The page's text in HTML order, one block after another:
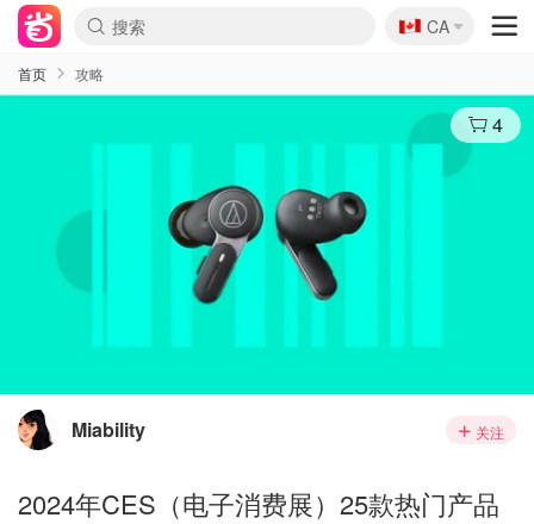
🇨🇦
CA
首页 攻略
4
Miability 关注
2024年CES（电子消费展）25款热门产品